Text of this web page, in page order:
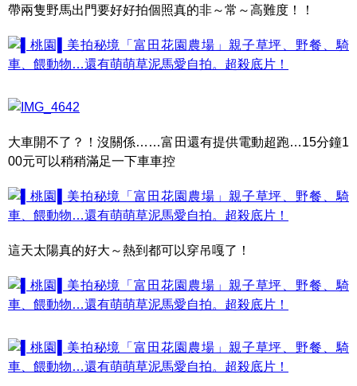
帶兩隻野馬出門要好好拍個照真的非～常～高難度！！
大車開不了？！沒關係……富田還有提供電動超跑…15分鐘1
00元可以稍稍滿足一下車車控
這天太陽真的好大～熱到都可以穿吊嘎了！